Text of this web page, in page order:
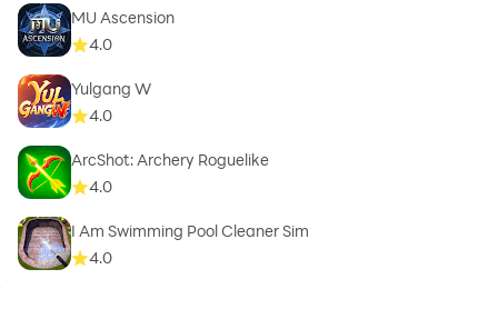
tính năng mạnh hóa, bổ sung những bộ thời trang mới
lạ, thú cưỡi và tinh linh độc đáo vượt thời đại, giúp
người chơi nâng cao sức mạnh và cá nhân hóa nhân vật
theo phong cách riêng.
MU LỤC ĐỊA VNG – HÀNH TRÌNH TRỞ VỀ TUỔI THƠ!
Cùng nhau chinh phục Lục Địa MU huyền thoại và viết
tiếp tinh thần Mutizen bất diệt! Các Dũng Sĩ, đã sẵn
sàng chưa?
MU Ascension
4.0
Yulgang W
4.0
ArcShot: Archery Roguelike
4.0
I Am Swimming Pool Cleaner Sim
4.0